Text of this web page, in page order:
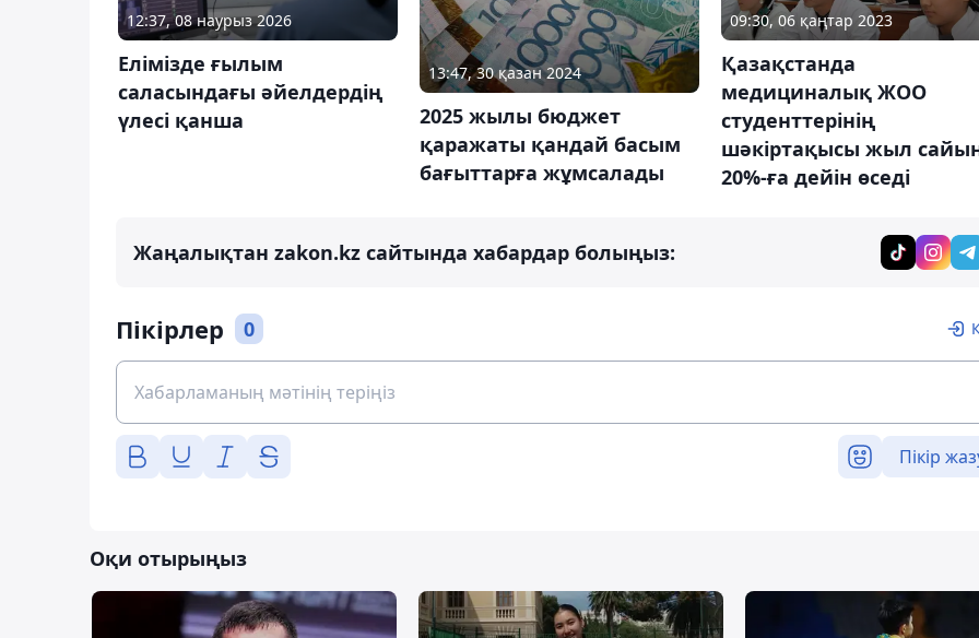
12:37, 08 наурыз 2026
Елімізде ғылым
саласындағы әйелдердің
үлесі қанша
13:47, 30 қазан 2024
2025 жылы бюджет
қаражаты қандай басым
бағыттарға жұмсалады
09:30, 06 қаңтар 2023
Қазақстанда
медициналық ЖОО
студенттерінің
шәкіртақысы жыл
20%-ға дейін өседі
Жаңалықтан zakon.kz сайтында хабардар болыңыз:
Пікірлер 0
Пікір
Оқи отырыңыз